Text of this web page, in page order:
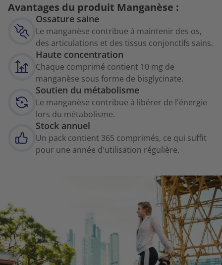
Avantages du produit Manganèse :
Ossature saine
Le manganèse contribue à maintenir des os,
des articulations et des tissus conjonctifs sains.
Haute concentration
Chaque comprimé contient 10 mg de
manganèse sous forme de bisglycinate.
Soutien du métabolisme
Le manganèse contribue à libérer de l'énergie
lors du métabolisme.
Stock annuel
Un pack contient 365 comprimés, ce qui suffit
pour une année d'utilisation régulière.